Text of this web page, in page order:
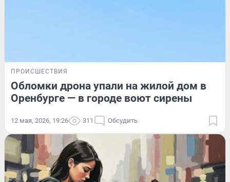
ПРОИСШЕСТВИЯ
Обломки дрона упали на жилой дом в
Оренбурге — в городе воют сирены
12 мая, 2026, 19:26 311 Обсудить